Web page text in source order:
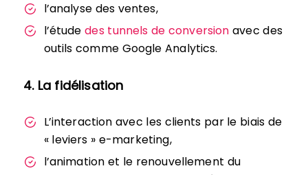
l’analyse des ventes,
l’étudedes tunnels de conversion avec des
outils comme Google Analytics.
4. La fidélisation
L’interaction avec les clients par le biais de
« leviers » e-marketing,
l’animation et le renouvellement du